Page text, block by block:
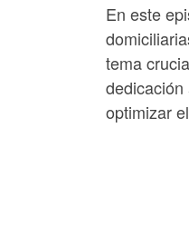
En este
tema
optimizar